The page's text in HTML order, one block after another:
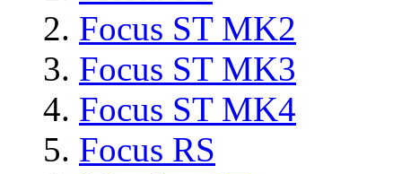
Focus ST MK2
Focus ST MK3
Focus ST MK4
Focus RS